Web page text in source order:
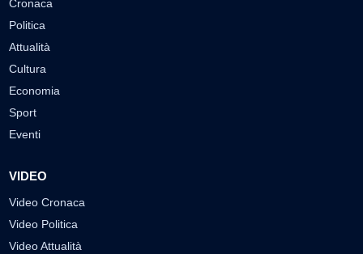
Cronaca
Politica
Attualità
Cultura
Economia
Sport
Eventi
VIDEO
Video Cronaca
Video Politica
Video Attualità